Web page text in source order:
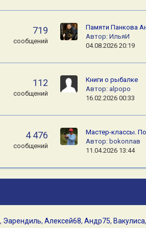
719
сообщений
Памяти Панкова
Автор: ИльяИ
04.08.2026 20:19
112
сообщений
Книги о рыбалке
Автор: alpopo
16.02.2026 00:33
4 476
сообщений
Мастер-классы.
Автор: bokoплав
11.04.2026 13:44
Эарендиль Алексей68 Андр75 Вакулиса